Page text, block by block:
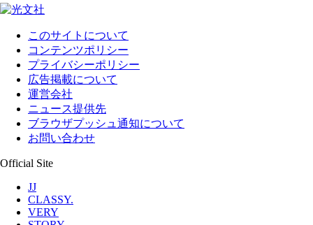
このサイトについて
コンテンツポリシー
プライバシーポリシー
広告掲載について
運営会社
ニュース提供先
ブラウザプッシュ通知について
お問い合わせ
Official Site
JJ
CLASSY.
VERY